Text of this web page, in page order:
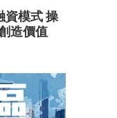
資模式 操
造價值